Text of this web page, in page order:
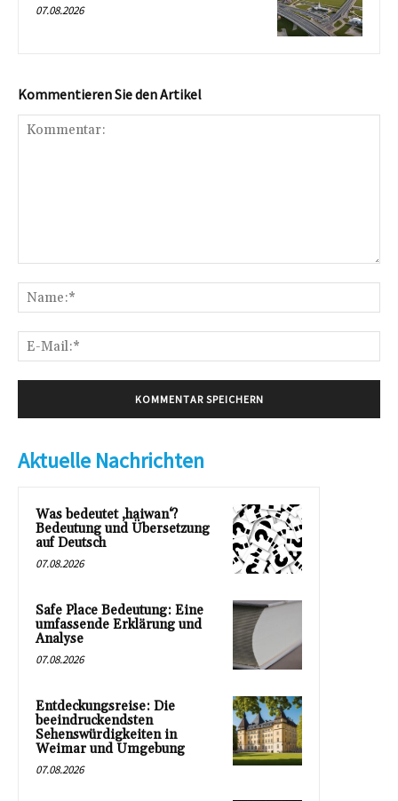
07.08.2026
Kommentieren Sie den Artikel
Aktuelle Nachrichten
Was bedeutet ‚haiwan‘?
Bedeutung und Übersetzung
auf Deutsch
07.08.2026
Safe Place Bedeutung: Eine
umfassende Erklärung und
Analyse
07.08.2026
Entdeckungsreise: Die
beeindruckendsten
Sehenswürdigkeiten in
Weimar und Umgebung
07.08.2026